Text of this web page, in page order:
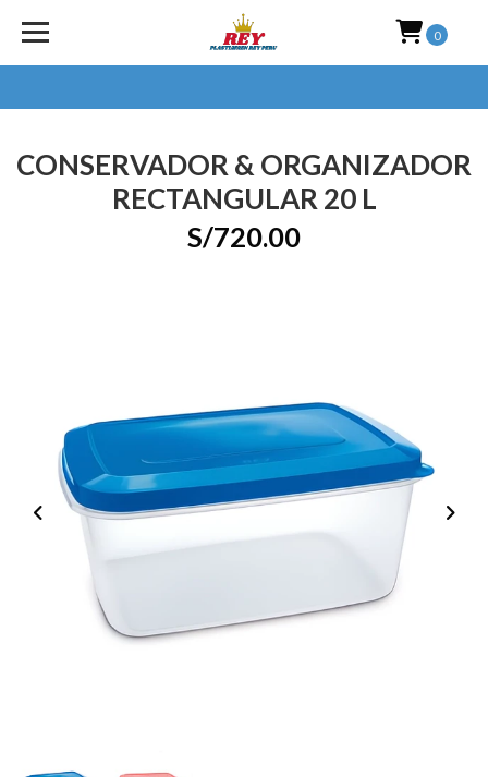
0
CONSERVADOR & ORGANIZADOR
RECTANGULAR 20 L
S/720.00